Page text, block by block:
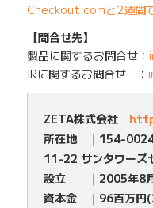
Checkout.comと2週間
【問合せ先】
製品に関するお問合せ：
IRに関するお問合せ ：
ZETA株式会社
所在地 ｜154-0024
11-22 サンタワーズ
設立 ｜2005年8
資本金 ｜96百万円